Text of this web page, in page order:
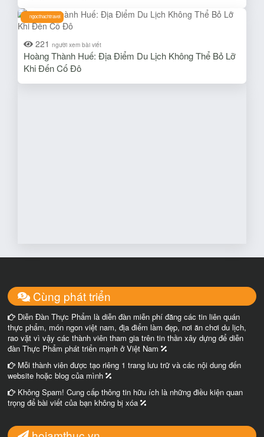
ngocthachtravel
221 người xem bài viết
Hoàng Thành Huế: Địa Điểm Du Lịch Không Thể Bỏ Lỡ
Khi Đến Cố Đô
Cùng phát triển
Diễn Đàn Thực Phẩm là diễn đàn miễn phí đăng các tin liên quán
thực phẩm, món ngon việt nam, địa điểm làm đẹp, nơi ăn chơi du lịch,
rao vặt vì vậy các thành viên tham gia trên tin thần xây dựng để diễn
đàn Thực Phẩm phát triển mạnh ở Việt Nam
Mỗi thành viên được tạo riêng 1 trang lưu trữ và các nội dung đến
website hoặc blog của mình
Không Spam! Cung cấp thông tin hữu ích là những điều kiện quan
trọng để bài viết của bạn không bị xóa